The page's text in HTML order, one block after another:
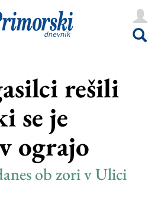
rešili
se je
ograjo
ob zori v Ulici